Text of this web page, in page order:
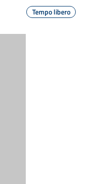
Tempo libero